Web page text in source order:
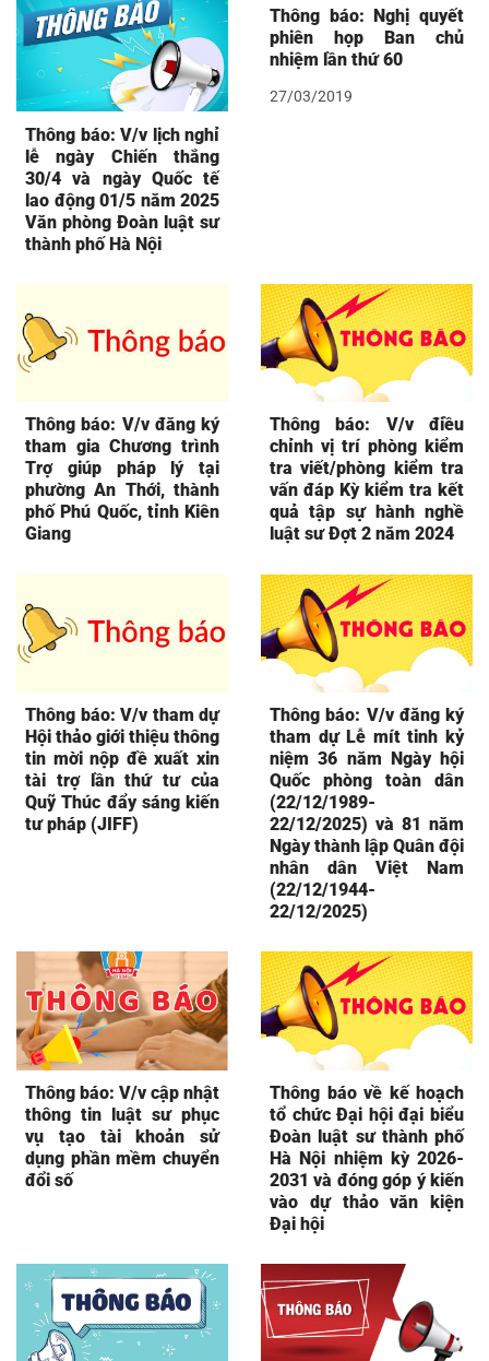
Thông báo: V/v lịch nghỉ
lễ ngày Chiến thắng
30/4 và ngày Quốc tế
lao động 01/5 năm 2025
Văn phòng Đoàn luật sư
thành phố Hà Nội
Thông báo: Nghị quyết
phiên họp Ban chủ
nhiệm lần thứ 60
27/03/2019
Thông báo: V/v đăng ký
tham gia Chương trình
Trợ giúp pháp lý tại
phường An Thới, thành
phố Phú Quốc, tỉnh Kiên
Giang
Thông báo: V/v điều
chỉnh vị trí phòng kiểm
tra viết/phòng kiểm tra
vấn đáp Kỳ kiểm tra kết
quả tập sự hành nghề
luật sư Đợt 2 năm 2024
Thông báo: V/v tham dự
Hội thảo giới thiệu thông
tin mời nộp đề xuất xin
tài trợ lần thứ tư của
Quỹ Thúc đẩy sáng kiến
tư pháp (JIFF)
Thông báo: V/v đăng ký
tham dự Lễ mít tinh kỷ
niệm 36 năm Ngày hội
Quốc phòng toàn dân
(22/12/1989-
22/12/2025) và 81 năm
Ngày thành lập Quân đội
nhân dân Việt Nam
(22/12/1944-
22/12/2025)
Thông báo: V/v cập nhật
thông tin luật sư phục
vụ tạo tài khoản sử
dụng phần mềm chuyển
đổi số
Thông báo về kế hoạch
tổ chức Đại hội đại biểu
Đoàn luật sư thành phố
Hà Nội nhiệm kỳ 2026-
2031 và đóng góp ý kiến
vào dự thảo văn kiện
Đại hội